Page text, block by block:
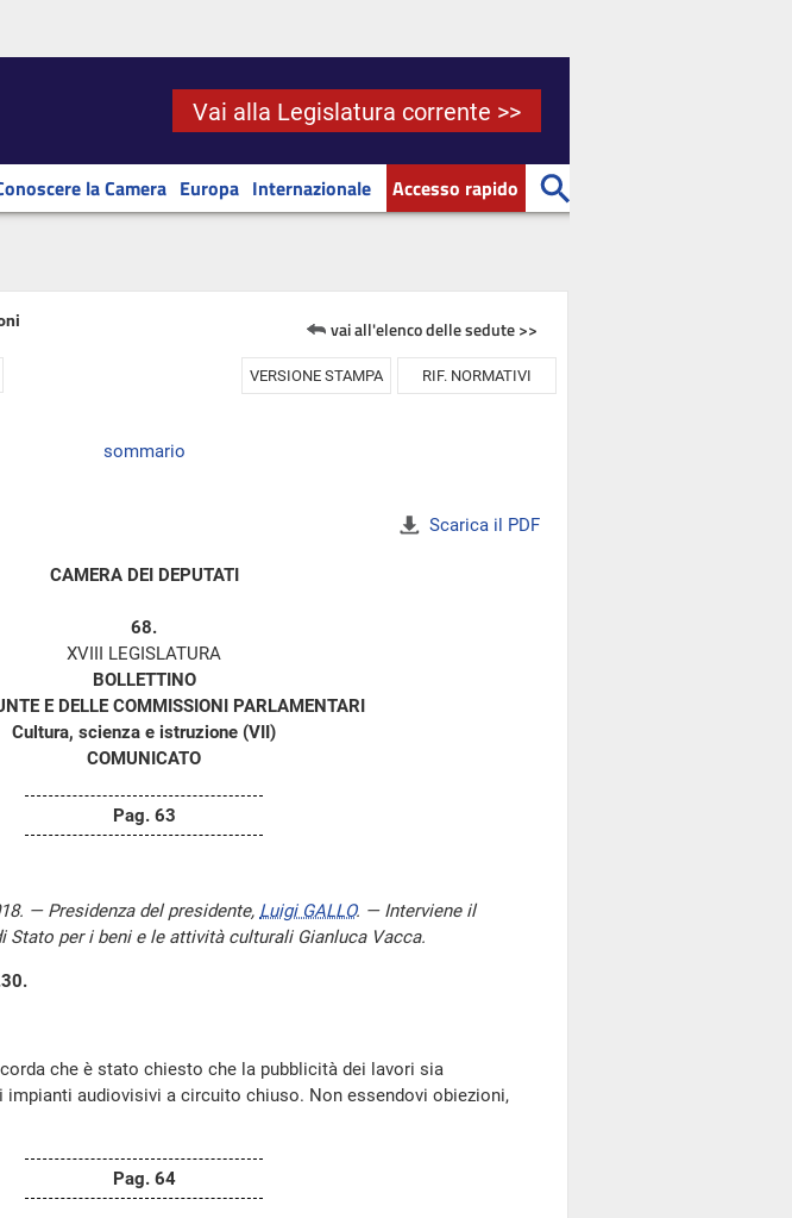
Vai alla Legislatura corrente >>
la Camera Europa Internazionale Accesso rapido
vai all'elenco delle sedute >>
VERSIONE STAMPA RIF. NORMATIVI
sommario
Scarica il PDF
CAMERA DEI DEPUTATI
68.
XVIII LEGISLATURA
BOLLETTINO
E DELLE COMMISSIONI PARLAMENTARI
Cultura, scienza e istruzione (VII)
COMUNICATO
Pag. 63
— Presidenza del presidente, Luigi GALLO. — Interviene il
Stato per i beni e le attività culturali Gianluca Vacca.
che è stato chiesto che la pubblicità dei lavori sia
impianti audiovisivi a circuito chiuso. Non essendovi obiezioni,
Pag. 64